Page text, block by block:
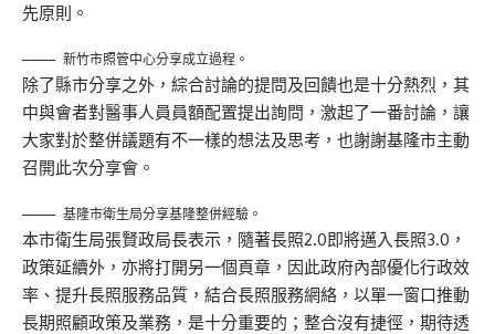
先原則。
新竹市照管中心分享成立過程。
除了縣市分享之外，綜合討論的提問及回饋也是十分熱烈，其
中與會者對醫事人員員額配置提出詢問，激起了一番討論，讓
大家對於整併議題有不一樣的想法及思考，也謝謝基隆市主動
召開此次分享會。
基隆市衛生局分享基隆整併經驗。
本市衛生局張賢政局長表示，隨著長照2.0即將邁入長照3.0，
政策延續外，亦將打開另一個頁章，因此政府內部優化行政效
率、提升長照服務品質，結合長照服務網絡，以單一窗口推動
長期照顧政策及業務，是十分重要的；整合沒有捷徑，期待透